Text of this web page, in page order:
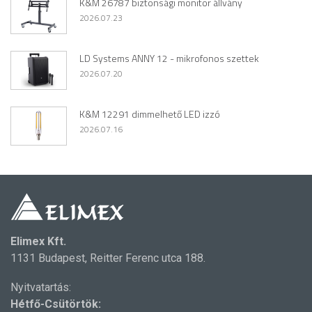
2026.07.23
LD Systems ANNY 12 - mikrofonos szettek
2026.07.20
K&M 12291 dimmelhető LED izzó
2026.07.16
Elimex Kft.
1131 Budapest, Reitter Ferenc utca 188.
Nyitvatartás:
Hétfő-Csütörtök: